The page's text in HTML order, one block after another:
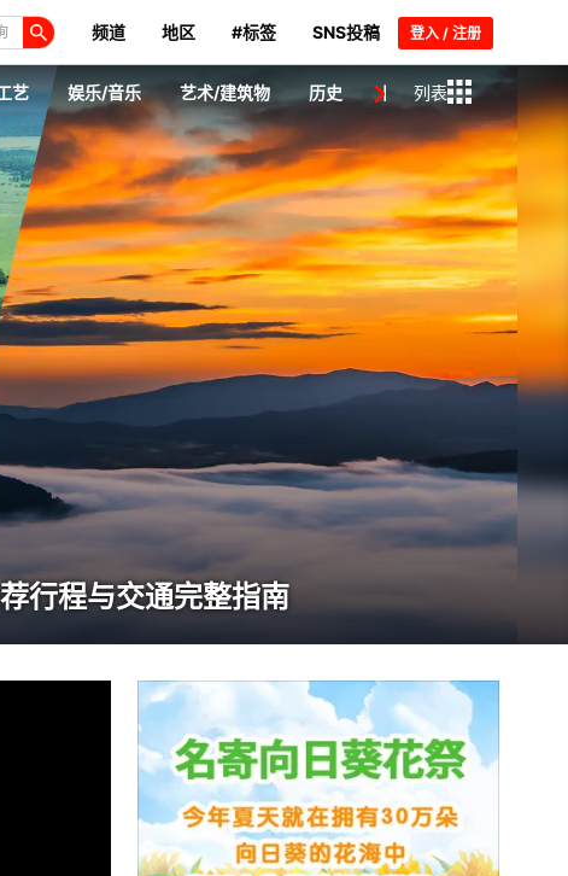
频道 地区 #标签 SNS投稿 登入 / 注册
艺 娱乐/音乐 艺术/建筑物 历史 日本人/名人 新闻
列表
行程与交通完整指南